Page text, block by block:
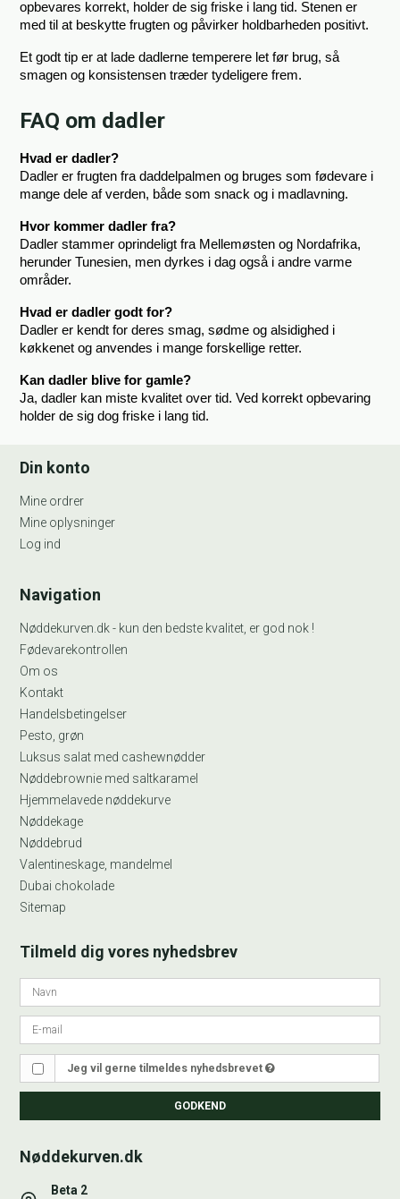
opbevares korrekt, holder de sig friske i lang tid. Stenen er
med til at beskytte frugten og påvirker holdbarheden positivt.
Et godt tip er at lade dadlerne temperere let før brug, så
smagen og konsistensen træder tydeligere frem.
FAQ om dadler
Hvad er dadler?
Dadler er frugten fra daddelpalmen og bruges som fødevare i
mange dele af verden, både som snack og i madlavning.
Hvor kommer dadler fra?
Dadler stammer oprindeligt fra Mellemøsten og Nordafrika,
herunder Tunesien, men dyrkes i dag også i andre varme
områder.
Hvad er dadler godt for?
Dadler er kendt for deres smag, sødme og alsidighed i
køkkenet og anvendes i mange forskellige retter.
Kan dadler blive for gamle?
Ja, dadler kan miste kvalitet over tid. Ved korrekt opbevaring
holder de sig dog friske i lang tid.
Din konto
Mine ordrer
Mine oplysninger
Log ind
Navigation
Nøddekurven.dk - kun den bedste kvalitet, er god nok !
Fødevarekontrollen
Om os
Kontakt
Handelsbetingelser
Pesto, grøn
Luksus salat med cashewnødder
Nøddebrownie med saltkaramel
Hjemmelavede nøddekurve
Nøddekage
Nøddebrud
Valentineskage, mandelmel
Dubai chokolade
Sitemap
Tilmeld dig vores nyhedsbrev
Jeg vil gerne tilmeldes nyhedsbrevet
GODKEND
Nøddekurven.dk
Beta 2